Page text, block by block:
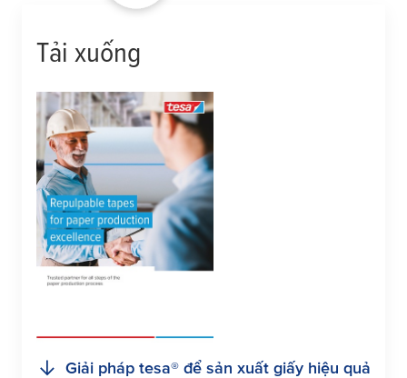
Tải xuống
Giải pháp tesa® để sản xuất giấy hiệu quả